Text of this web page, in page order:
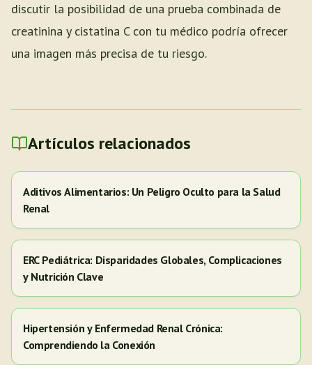
discutir la posibilidad de una prueba combinada de
creatinina y cistatina C con tu médico podría ofrecer
una imagen más precisa de tu riesgo.
Artículos relacionados
Aditivos Alimentarios: Un Peligro Oculto para la Salud
Renal
ERC Pediátrica: Disparidades Globales, Complicaciones
y Nutrición Clave
Hipertensión y Enfermedad Renal Crónica:
Comprendiendo la Conexión